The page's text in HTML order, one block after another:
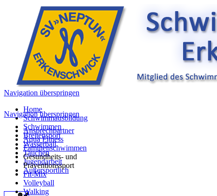
Navigation überspringen
Home
Schwimmausbildung
Schwimmen
Breitensport
Wasserball
Tauchen
Jugendarbeit
Außersportlich
Navigation überspringen
Ansprechpartner
Aqua Fitness
Familienschwimmen
Gesundheits- und
Präventionssport
Fit-Mix
Volleyball
Walking